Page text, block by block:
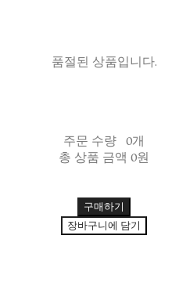
품절된 상품입니다.
주문 수량
0개
총 상품 금액 0원
구매하기
장바구니에 담기